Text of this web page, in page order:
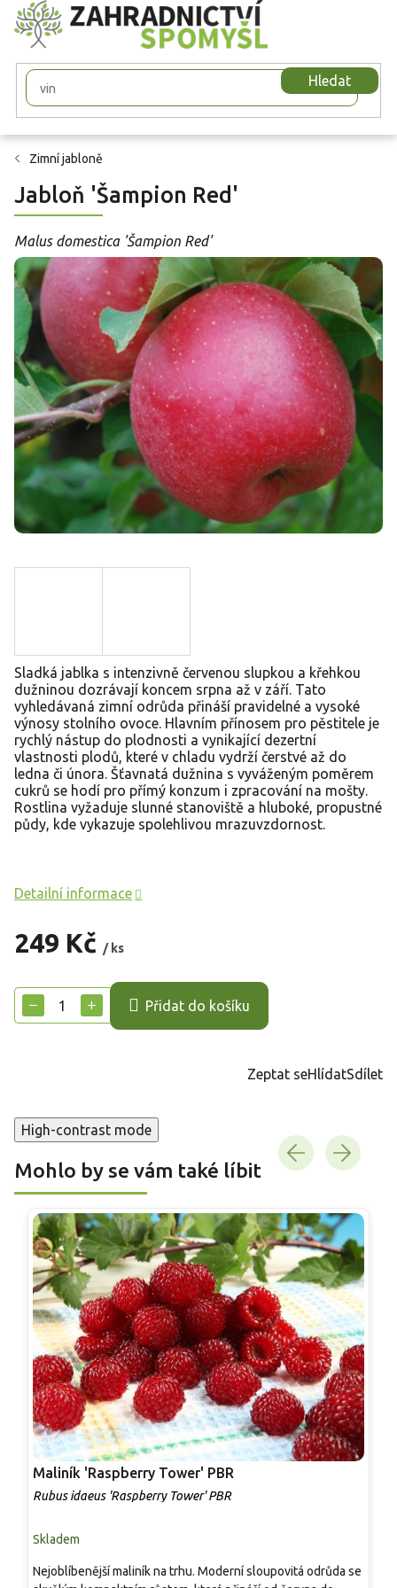
Přejít
na
obsah
Hledat
Zimní jabloně
Jabloň 'Šampion Red'
Malus domestica 'Šampion Red'
249 Kč / ks
cena:
+
− Přidat do košíku
Sladká jablka s intenzivně červenou slupkou a křehkou
dužninou dozrávají koncem srpna až v září. Tato
vyhledávaná zimní odrůda přináší pravidelné a vysoké
výnosy stolního ovoce. Hlavním přínosem pro pěstitele je
rychlý nástup do plodnosti a vynikající dezertní
vlastnosti plodů, které v chladu vydrží čerstvé až do
ledna či února. Šťavnatá dužnina s vyváženým poměrem
cukrů se hodí pro přímý konzum i zpracování na mošty.
Rostlina vyžaduje slunné stanoviště a hluboké, propustné
půdy, kde vykazuje spolehlivou mrazuvzdornost.
Detailní informace
Zeptat seHlídatSdílet
High-contrast mode
Mohlo by se vám také líbit
Maliník 'Raspberry Tower' PBR
Rubus idaeus 'Raspberry Tower' PBR
Skladem
Nejoblíbenější maliník na trhu. Moderní sloupovitá odrůda se